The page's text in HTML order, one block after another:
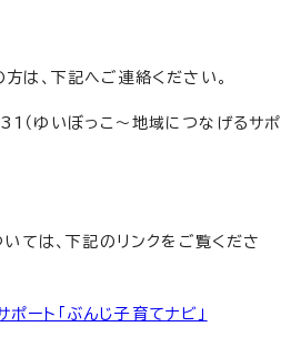
は、下記へご連絡ください。
ゆいぼっこ～地域につなげるサポ
いては、下記のリンクをご覧くださ
ート「ぶんじ子育てナビ」